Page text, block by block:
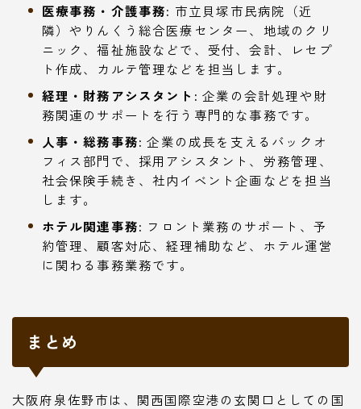
医療事務・介護事務: 市立貝塚市民病院（近
隣）やりんくう総合医療センター、地域のクリ
ニック、福祉施設などで、受付、会計、レセプ
ト作成、カルテ管理などを担当します。
経理・財務アシスタント: 企業の会計処理や財
務関連のサポートを行う専門的な事務です。
人事・総務事務: 企業の成長を支えるバックオ
フィス部門で、採用アシスタント、労務管理、
社会保険手続き、社内イベント企画などを担当
します。
ホテル関連事務: フロント業務のサポート、予
約管理、顧客対応、経理補助など、ホテル運営
に関わる事務業務です。
まとめ
大阪府泉佐野市は、関西国際空港の玄関口としての国